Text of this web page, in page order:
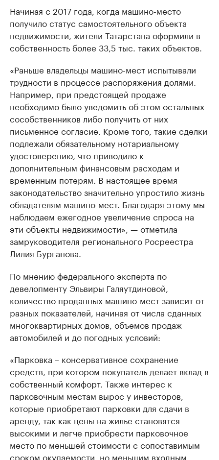
Начиная с 2017 года, когда машино-место
получило статус самостоятельного объекта
недвижимости, жители Татарстана оформили в
собственность более 33,5 тыс. таких объектов.
«Раньше владельцы машино-мест испытывали
трудности в процессе распоряжения долями.
Например, при предстоящей продаже
необходимо было уведомить об этом остальных
сособственников либо получить от них
письменное согласие. Кроме того, такие сделки
подлежали обязательному нотариальному
удостоверению, что приводило к
дополнительным финансовым расходам и
временным потерям. В настоящее время
законодательство значительно упростило жизнь
обладателям машино-мест. Благодаря этому мы
наблюдаем ежегодное увеличение спроса на
эти объекты недвижимости», — отметила
замруководителя регионального Росреестра
Лилия Бурганова.
По мнению федерального эксперта по
девелопменту Эльвиры Галяутдиновой,
количество проданных машино-мест зависит от
разных показателей, начиная от числа сданных
многоквартирных домов, объемов продаж
автомобилей и до погодных условий:
«Парковка – консервативное сохранение
средств, при котором покупатель делает вклад в
собственный комфорт. Также интерес к
парковочным местам вырос у инвесторов,
которые приобретают парковки для сдачи в
аренду, так как цены на жилье становятся
высокими и легче приобрести парковочное
место по меньшей стоимости с сопоставимым
сроком окупаемости, но меньшим входным